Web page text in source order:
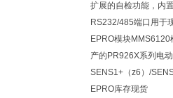
扩展的自检功能，内
RS232/485端口用于
EPRO模块
产的PR926X系列电
SENS1+（z6）/
EPRO库存现货